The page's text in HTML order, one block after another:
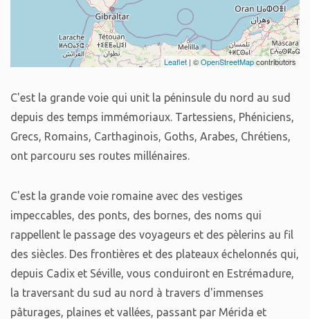
Leaflet | ©OpenStreetMapcontributors
C'est la grande voie qui unit la péninsule du nord au sud
depuis des temps immémoriaux. Tartessiens, Phéniciens,
Grecs, Romains, Carthaginois, Goths, Arabes, Chrétiens,
ont parcouru ses routes millénaires.
C'est la grande voie romaine avec des vestiges
impeccables, des ponts, des bornes, des noms qui
rappellent le passage des voyageurs et des pèlerins au fil
des siècles. Des frontières et des plateaux échelonnés qui,
depuis Cadix et Séville, vous conduiront en Estrémadure,
la traversant du sud au nord à travers d'immenses
pâturages, plaines et vallées, passant par Mérida et